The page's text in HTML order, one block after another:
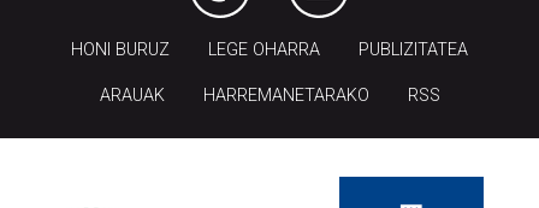
HONI BURUZ LEGE OHARRA PUBLIZITATEA
ARAUAK HARREMANETARAKO RSS